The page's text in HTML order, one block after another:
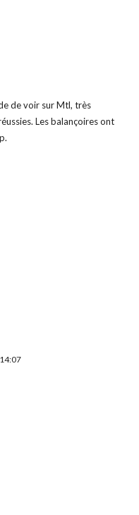
de voir sur Mtl, très
Les balançoires ont